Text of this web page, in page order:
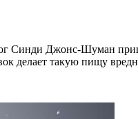
Синди Джонс-Шуман
делает такую пищу